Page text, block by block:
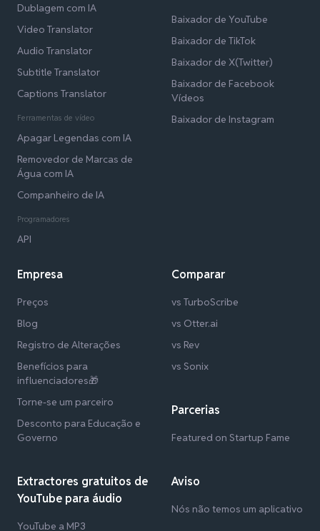
Dublagem com IA
Video Translator
Audio Translator
Subtitle Translator
Captions Translator
Ferramentas de vídeo
Apagar Legendas com IA
Removedor de Marcas de
Água com IA
Companheiro de IA
Programadores
API
Baixador de YouTube
Baixador de TikTok
Baixador de X(Twitter)
Baixador de Facebook
Vídeos
Baixador de Instagram
Empresa
Preços
Blog
Registro de Alterações
Benefícios para
influenciadores🎁
Torne-se um parceiro
Desconto para Educação e
Governo
Extractores gratuitos de
YouTube para áudio
YouTube a MP3
Comparar
vs TurboScribe
vs Otter.ai
vs Rev
vs Sonix
Parcerias
Featured on Startup Fame
Aviso
Nós não temos um aplicativo